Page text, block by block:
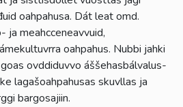
oahpahusa. Dát leat omd.
ja meahcceneavvuid,
oahpahus. Nubbi jahki
ovddiduvvo áššehasbálvalus-
lagašoahpahusas skuvllas ja
bargosajiin.